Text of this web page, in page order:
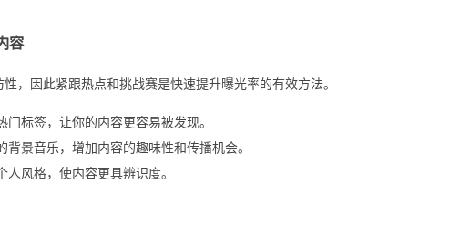
容
，因此紧跟热点和挑战赛是快速提升曝光率的有效方法。
门标签，让你的内容更容易被发现。
背景音乐，增加内容的趣味性和传播机会。
风格，使内容更具辨识度。